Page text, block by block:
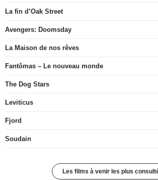
La fin d’Oak Street
Avengers: Doomsday
La Maison de nos rêves
Fantômas – Le nouveau monde
The Dog Stars
Leviticus
Fjord
Soudain
Les films à venir les plus